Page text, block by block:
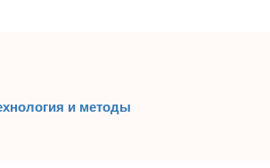
и методы